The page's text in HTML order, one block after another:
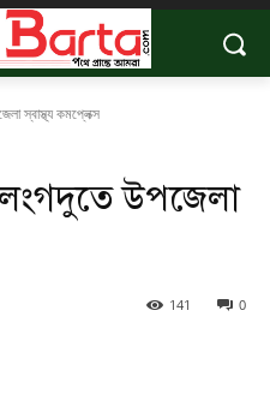
স্বাস্থ্য কমপ্লেক্স
লংগদুতে উপজেলা
0
141